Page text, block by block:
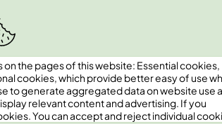
the pages of this website: Essential cookies,
cookies, which provide better easy of use
to generate aggregated data on website use
relevant content and advertising. If you
You can accept and reject individual